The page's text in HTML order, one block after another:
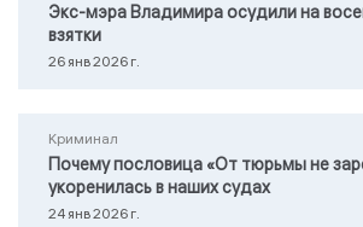
Экс-мэра Владимира осудили на
взятки
26 янв 2026 г.
Криминал
Почему пословица «От тюрьмы не
укоренилась в наших судах
24 янв 2026 г.